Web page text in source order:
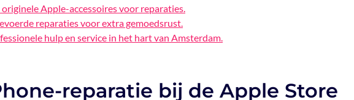
Apple-accessoires voor reparaties.
reparaties voor extra gemoedsrust.
hulp en service in het hart van Amsterdam.
reparatie bij de Apple Store